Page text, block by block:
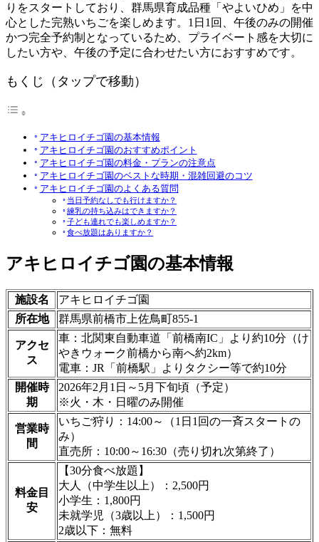
りをスタートしており、群馬県育成品種「やよいひめ」を中
心とした完熟いちごを楽しめます。1日1回、午後のみの開催
かつ完全予約制となっているため、プライベート感を大切に
したい方や、午後の予定に合わせたい方におすすめです。
もくじ（タップで移動）
アキヒロイチゴ園の基本情報
アキヒロイチゴ園のおすすめポイント
アキヒロイチゴ園の料金・プランの注意点
アキヒロイチゴ園のベストな時期・混雑回避のコツ
アキヒロイチゴ園のよくある質問
当日予約なしでも行けますか？
練乳の持ち込みはできますか？
子ども連れでも楽しめますか？
食べ放題はありますか？
アキヒロイチゴ園の基本情報
施設名
アキヒロイチゴ園
所在地
群馬県前橋市上佐鳥町855-1
アクセ
ス
車：北関東自動車道「前橋南IC」より約10分（け
やきウォーク前橋から南へ約2km）
電車：JR「前橋駅」よりタクシー等で約10分
開催時
期
2026年2月1日～5月下旬頃（予定）
※火・木・日曜のみ開催
営業時
間
いちご狩り：14:00～（1日1回の一斉スタートの
み）
直売所：10:00～16:30（売り切れ次第終了）
料金目
安
【30分食べ放題】
大人（中学生以上）：2,500円
小学生：1,800円
未就学児（3歳以上）：1,500円
2歳以下：無料